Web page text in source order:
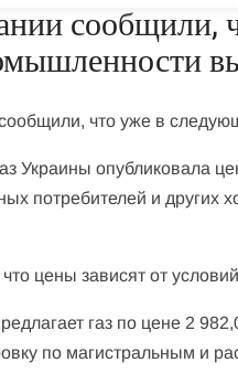
сообщили,
что уже в
Украины опубликовала
потребителей и других
цены зависят от
газ по цене 2
по магистральным и